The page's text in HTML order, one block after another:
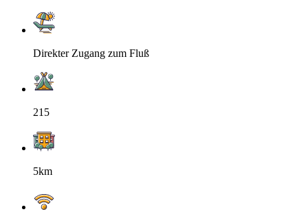
Direkter Zugang zum Fluß
215
5km